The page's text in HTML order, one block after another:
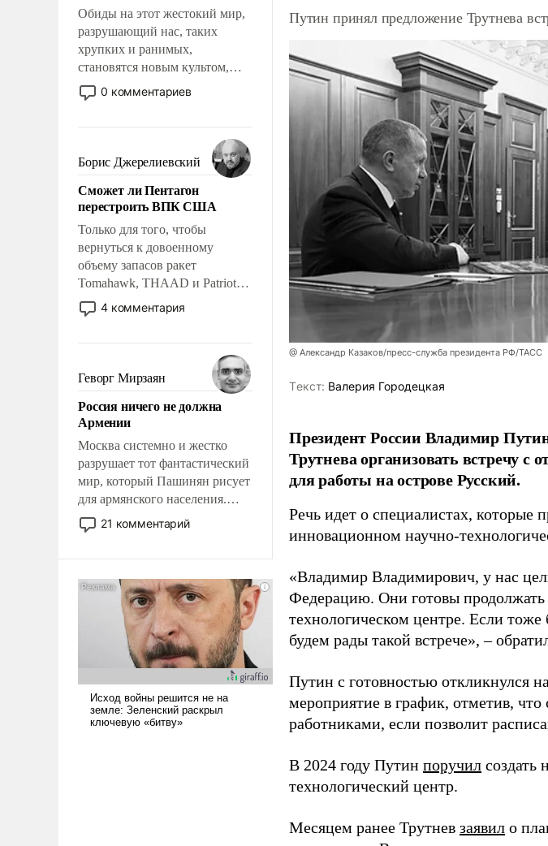
Обиды на этот жестокий мир,
разрушающий нас, таких
хрупких и ранимых,
становятся новым культом,
постепенно вытесняя и
отменяя традиционное
мужественным и твердым под
ударами судьбы, брать на себя
ответственность, помогать
слабым, идти вперед и
адаптироваться.
0 комментариев
Борис Джерелиевский
Сможет ли Пентагон
перестроить ВПК США
Только для того, чтобы
вернуться к довоенному
объему запасов ракет
Tomahawk, THAAD и Patriot
США потребуется более трех
лет. Даже небольшая война с
Сложившаяся ситуация
означает многолетний период
уязвимости США, например,
перед Китаем.
4 комментария
Геворг Мирзаян
Россия ничего не должна
Армении
Москва системно и жестко
разрушает тот фантастический
мир, который Пашинян рисует
для армянского населения.
Мир, где политические
прожекты будут безусловно
налогоплательщиков и где
Еревану за свои поступки не
нужно отвечать.
21 комментарий
Путин принял предложение Трутнева
@ Александр Казаков/пресс-служба президента РФ/ТАСС
Tекст: Валерия Городецкая
Президент России Владимир
Трутнева организовать встречу
для работы на острове Русский.
Речь идет о специалистах, которые
инновационном научно-
«Владимир Владимирович, у нас
Федерацию. Они готовы
технологическом центре. Если
будем рады такой встрече», –
Путин с готовностью откликнулся
мероприятие в график, отметив,
работниками, если позволит
В 2024 году Путин поручил создать
технологический центр.
Месяцем ранее Трутнев заявил о